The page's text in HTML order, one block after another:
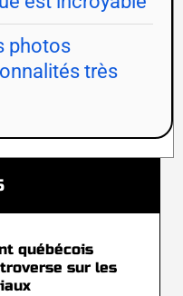
photos
très
québécois
sur les